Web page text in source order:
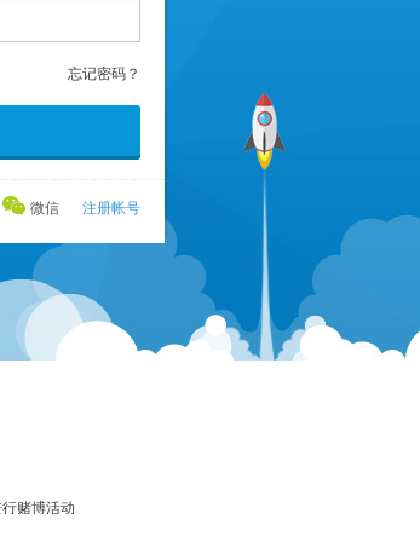
忘记密码？
微信 注册帐号
赌博活动